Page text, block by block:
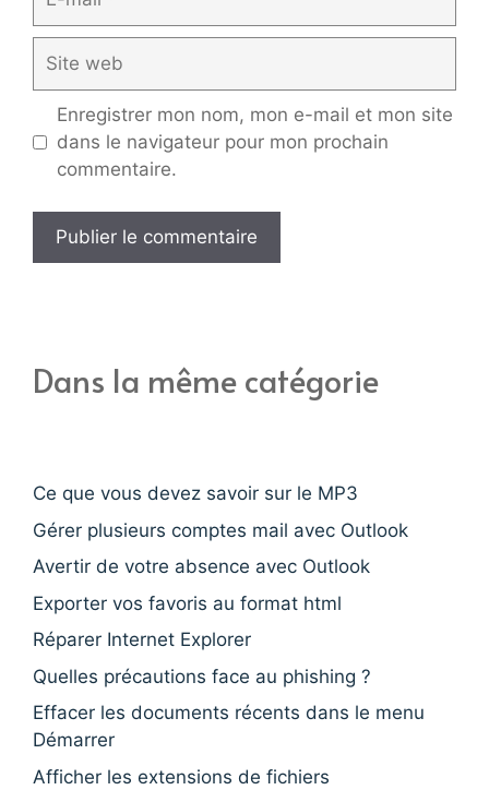
mail
web
Enregistrer mon nom, mon e-mail et mon site
dans le navigateur pour mon prochain
commentaire.
Dans la même catégorie
Ce que vous devez savoir sur le MP3
Gérer plusieurs comptes mail avec Outlook
Avertir de votre absence avec Outlook
Exporter vos favoris au format html
Réparer Internet Explorer
Quelles précautions face au phishing ?
Effacer les documents récents dans le menu
Démarrer
Afficher les extensions de fichiers